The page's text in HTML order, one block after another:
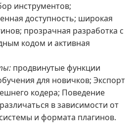
инструментов;
доступность; широкая
прозрачная разработка с
кодом и активная
продвинутые функции
для новичков; Экспорт
кодера; Поведение
в зависимости от
и формата плагинов.